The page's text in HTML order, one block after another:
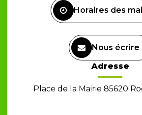
Horaires des
Nous écrire
Adresse
Place de la Mairie 85620